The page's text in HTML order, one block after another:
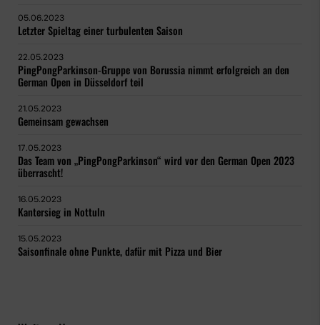
05.06.2023
Letzter Spieltag einer turbulenten Saison
22.05.2023
PingPongParkinson-Gruppe von Borussia nimmt erfolgreich an den
German Open in Düsseldorf teil
21.05.2023
Gemeinsam gewachsen
17.05.2023
Das Team von „PingPongParkinson“ wird vor den German Open 2023
überrascht!
16.05.2023
Kantersieg in Nottuln
15.05.2023
Saisonfinale ohne Punkte, dafür mit Pizza und Bier